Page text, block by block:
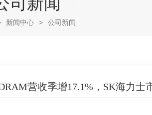
新闻中心 > 公司新闻
营收季增17.1%，SK海力士